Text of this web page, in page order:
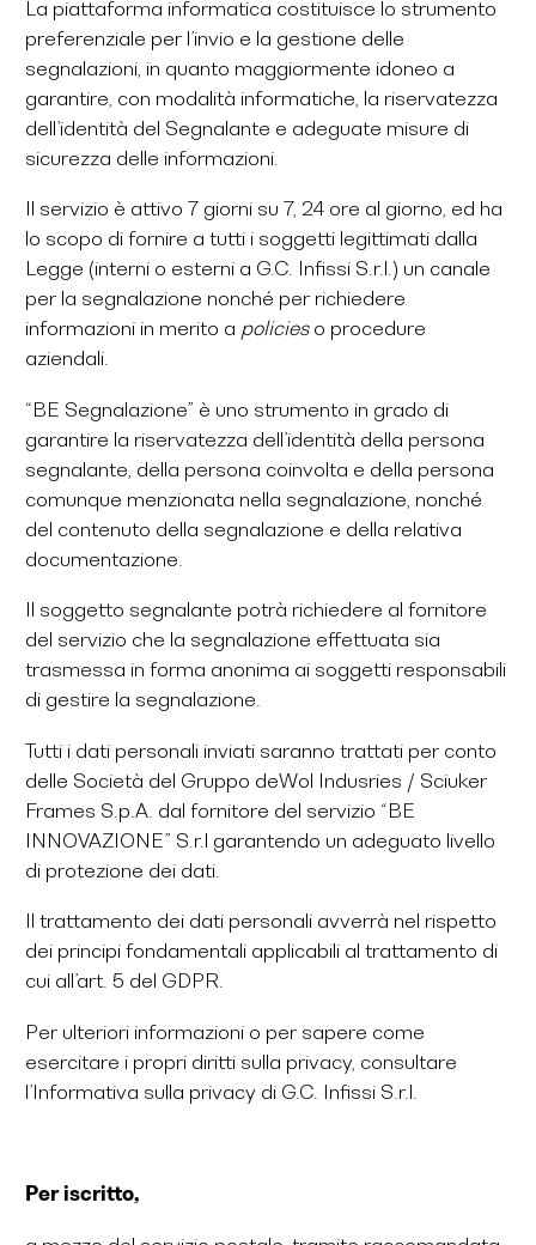
La piattaforma informatica costituisce lo strumento
preferenziale per l’invio e la gestione delle
segnalazioni, in quanto maggiormente idoneo a
garantire, con modalità informatiche, la riservatezza
dell’identità del Segnalante e adeguate misure di
sicurezza delle informazioni.
Il servizio è attivo 7 giorni su 7, 24 ore al giorno, ed ha
lo scopo di fornire a tutti i soggetti legittimati dalla
Legge (interni o esterni a G.C. Infissi S.r.l.) un canale
per la segnalazione nonché per richiedere
informazioni in merito a policieso procedure
aziendali.
“BE Segnalazione” è uno strumento in grado di
garantire la riservatezza dell’identità della persona
segnalante, della persona coinvolta e della persona
comunque menzionata nella segnalazione, nonché
del contenuto della segnalazione e della relativa
documentazione.
Il soggetto segnalante potrà richiedere al fornitore
del servizio che la segnalazione effettuata sia
trasmessa in forma anonima ai soggetti responsabili
di gestire la segnalazione.
Tutti i dati personali inviati saranno trattati per conto
delle Società del Gruppo deWol Indusries / Sciuker
Frames S.p.A. dal fornitore del servizio “BE
INNOVAZIONE” S.r.l garantendo un adeguato livello
di protezione dei dati.
Il trattamento dei dati personali avverrà nel rispetto
dei principi fondamentali applicabili al trattamento di
cui all’art. 5 del GDPR.
Per ulteriori informazioni o per sapere come
esercitare i propri diritti sulla privacy, consultare
l’Informativa sulla privacy di G.C. Infissi S.r.l.
Per iscritto,